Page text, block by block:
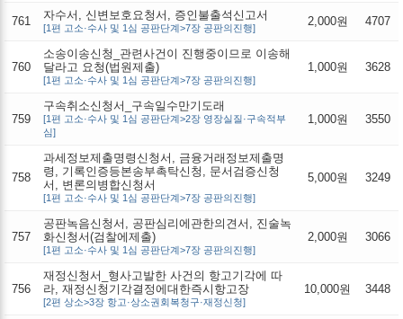
761 자수서, 신변보호요청서, 증인불출석신고서
[1편 고소·수사 및 1심 공판단계>7장 공판의진행] 2,000원 4707
760
소송이송신청_관련사건이 진행중이므로 이송해
달라고 요청(법원제출)
[1편 고소·수사 및 1심 공판단계>7장 공판의진행]
1,000원 3628
759
구속취소신청서_구속일수만기도래
[1편 고소·수사 및 1심 공판단계>2장 영장실질·구속적부
심]
1,000원 3550
758
과세정보제출명령신청서, 금융거래정보제출명
령, 기록인증등본송부촉탁신청, 문서검증신청
서, 변론의병합신청서
[1편 고소·수사 및 1심 공판단계>7장 공판의진행]
5,000원 3249
757
공판녹음신청서, 공판심리에관한의견서, 진술녹
화신청서(검찰에제출)
[1편 고소·수사 및 1심 공판단계>7장 공판의진행]
2,000원 3066
756
재정신청서_형사고발한 사건의 항고기각에 따
라, 재정신청기각결정에대한즉시항고장
[2편 상소>3장 항고·상소권회복청구·재정신청]
10,000원 3448